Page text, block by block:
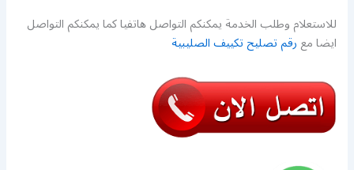
للاستعلام وطلب الخدمة يمكنكم التواصل هاتفيا كما يمكنكم التواصل
ايضا معرقم تصليح تكييف الصليبية